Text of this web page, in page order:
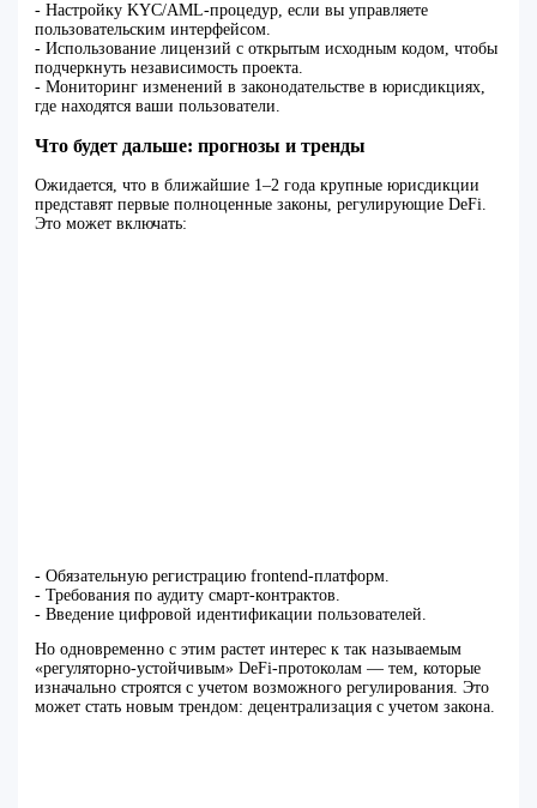
- Настройку KYC/AML-процедур, если вы управляете
пользовательским интерфейсом.
- Использование лицензий с открытым исходным кодом, чтобы
подчеркнуть независимость проекта.
- Мониторинг изменений в законодательстве в юрисдикциях,
где находятся ваши пользователи.
Что будет дальше: прогнозы и тренды
Ожидается, что в ближайшие 1–2 года крупные юрисдикции
представят первые полноценные законы, регулирующие DeFi.
Это может включать:
- Обязательную регистрацию frontend-платформ.
- Требования по аудиту смарт-контрактов.
- Введение цифровой идентификации пользователей.
Но одновременно с этим растет интерес к так называемым
«регуляторно-устойчивым» DeFi-протоколам — тем, которые
изначально строятся с учетом возможного регулирования. Это
может стать новым трендом: децентрализация с учетом закона.